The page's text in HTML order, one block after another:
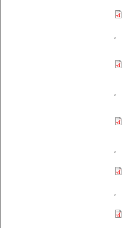
,
,
,
,